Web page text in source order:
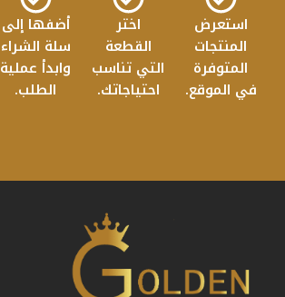
استعرض
المنتجات
المتوفرة
في الموقع.
اختر
القطعة
التي تناسب
احتياجاتك.
أضفها إلى
سلة الشراء
وابدأ عملية
الطلب.